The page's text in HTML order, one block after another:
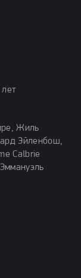
Жиль
Эйленбош,
Calbrie